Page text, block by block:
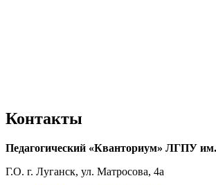
Контакты
Педагогический «Кванториум» ЛГПУ
Г.О. г. Луганск, ул. Матросова, 4а